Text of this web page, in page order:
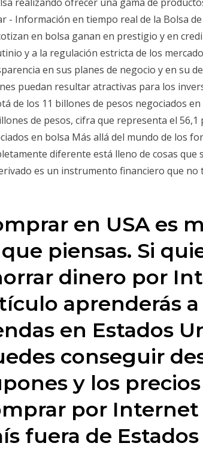
- Información en tiempo real de la Bolsa
en bolsa ganan en prestigio y en
y a la regulación estricta de los
en sus planes de negocio y en su
puedan resultar atractivas para los
de los 11 billones de pesos negociados
de pesos, cifra que representa el 56,1
en bolsa Más allá del mundo de los
diferente está lleno de cosas que
es un instrumento financiero que
en USA es
piensas. Si
dinero por
aprenderás
en Estados
conseguir
y los
por
fuera de